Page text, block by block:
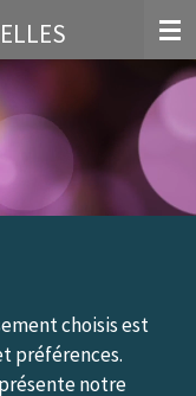
choisis est
préférences.
notre